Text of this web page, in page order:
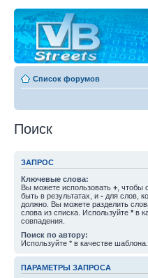
Список форумов
Поиск
ЗАПРОС
Ключевые слова:
Вы можете использовать + , чтобы
быть в результатах, и - для слов,
должно. Вы можете разделить
слова из списка. Используйте * в
совпадения.
Поиск по автору:
Используйте * в качестве шаблона.
ПАРАМЕТРЫ ЗАПРОСА